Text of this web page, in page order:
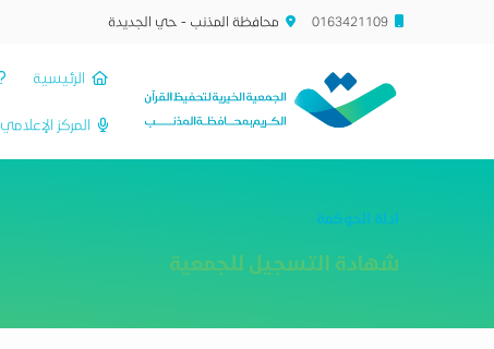
0163421109 محافظة المذنب - حي الجديدة
الرئيسية
المركز الإعلامي
ادلة الحوكمة
شهادة التسجيل للجمعية